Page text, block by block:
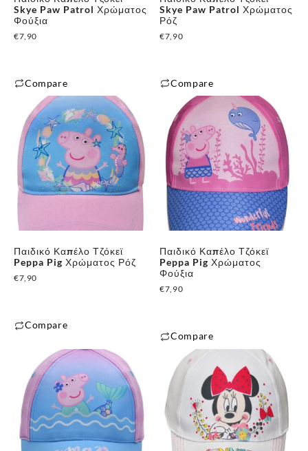
Skye Paw Patrol Χρώματος
Φούξια
€7,90
Compare
προϊόν
έχει
πολλαπλές
παραλλαγές.
επιλογές
να
επιλεγούν
του
Skye Paw Patrol Χρώματος
Ρόζ
€7,90
Compare
προϊόν
έχει
πολλαπλές
παραλλαγές.
Οι
επιλογές
να
επιλεγούν
στη
προϊόντος
Παιδικό Καπέλο Τζόκεϊ
Peppa Pig Χρώματος Ρόζ
€7,90
Compare
προϊόν
έχει
πολλαπλές
παραλλαγές.
Οι
Παιδικό Καπέλο Τζόκεϊ
Peppa Pig Χρώματος
Φούξια
€7,90
Compare
προϊόν
έχει
πολλαπλές
παραλλαγές.